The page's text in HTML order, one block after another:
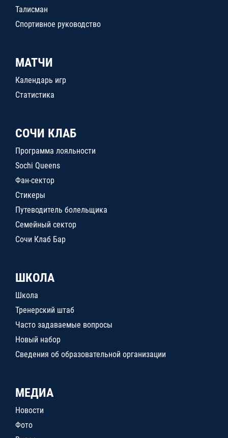
Талисман
Спортивное руководство
МАТЧИ
Календарь игр
Статистика
СОЧИ КЛАБ
Программа лояльности
Sochi Queens
Фан-сектор
Стикеры
Путеводитель болельщика
Семейный сектор
Сочи Клаб Бар
ШКОЛА
Школа
Тренерский штаб
Часто задаваемые вопросы
Новый набор
Сведения об образовательной организации
МЕДИА
Новости
Фото